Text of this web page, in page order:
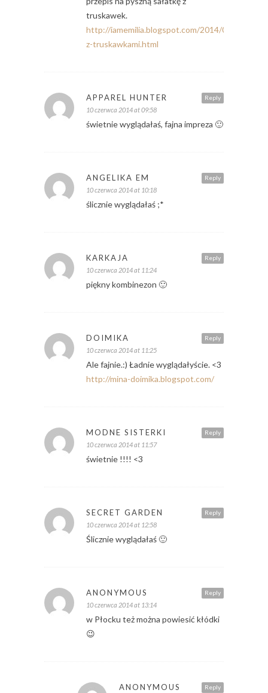
truskawek.
http://iamemilia.blogspot.com/2014/06/saatka-
z-truskawkami.html
Reply
APPAREL HUNTER
10 czerwca 2014 at 09:58
świetnie wyglądałaś, fajna impreza 🙂
Reply
ANGELIKA EM
10 czerwca 2014 at 10:18
ślicznie wyglądałaś ;*
Reply
KARKAJA
10 czerwca 2014 at 11:24
piękny kombinezon 🙂
Reply
DOIMIKA
10 czerwca 2014 at 11:25
Ale fajnie.:) Ładnie wyglądałyście. <3
http://mina-doimika.blogspot.com/
Reply
MODNE SISTERKI
10 czerwca 2014 at 11:57
świetnie !!!! <3
Reply
SECRET GARDEN
10 czerwca 2014 at 12:58
Ślicznie wyglądałaś 🙂
Reply
ANONYMOUS
10 czerwca 2014 at 13:14
w Płocku też można powiesić kłódki
😉
Reply
ANONYMOUS